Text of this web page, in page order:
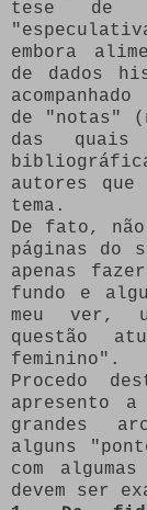
tese de
embora
de dados
de "notas"
das
autores que
tema.
De fato,
páginas do
apenas
fundo e
meu ver,
questão
feminino".
Procedo
apresento
grandes
alguns
com
devem ser